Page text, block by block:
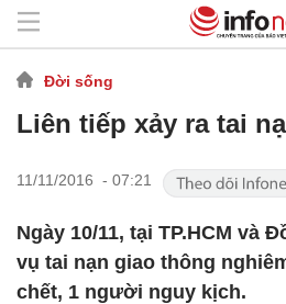
Đời sống
Liên tiếp xảy ra tai
11/11/2016 - 07:21
Ngày 10/11, tại TP.HCM và
vụ tai nạn giao thông
chết, 1 người nguy kịch.